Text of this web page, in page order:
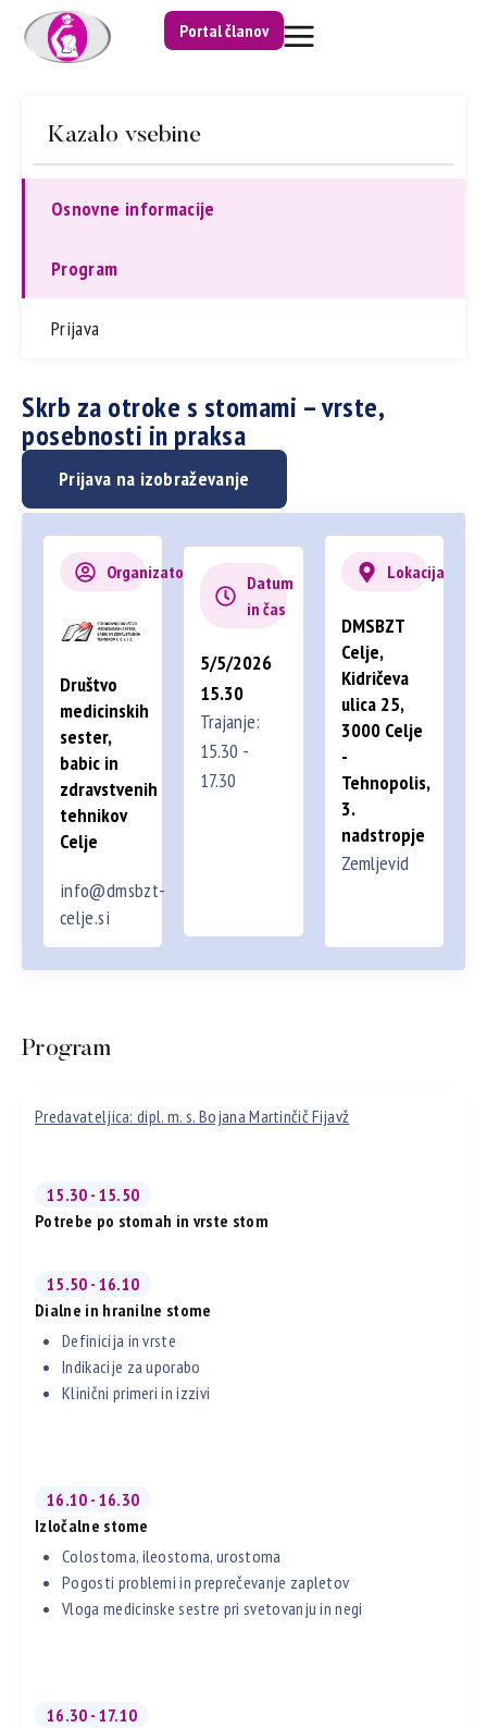
Portal članov
Kazalo vsebine
Osnovne informacije
Program
Prijava
Skrb za otroke s stomami – vrste,
posebnosti in praksa
Prijava na izobraževanje
Organizator
Društvo
medicinskih
sester,
babic in
zdravstvenih
tehnikov
Celje
info@dmsbzt-
celje.si
Datum
in čas
5/5/2026
15.30
Trajanje:
15.30 -
17.30
Lokacija
DMSBZT
Celje,
Kidričeva
ulica 25,
3000 Celje
-
Tehnopolis,
3.
nadstropje
Zemljevid
Program
Predavateljica: dipl. m. s. Bojana Martinčič Fijavž
15.30 - 15.50
Potrebe po stomah in vrste stom
15.50 - 16.10
Dialne in hranilne stome
Definicija in vrste
Indikacije za uporabo
Klinični primeri in izzivi
16.10 - 16.30
Izločalne stome
Colostoma, ileostoma, urostoma
Pogosti problemi in preprečevanje zapletov
Vloga medicinske sestre pri svetovanju in negi
16.30 - 17.10